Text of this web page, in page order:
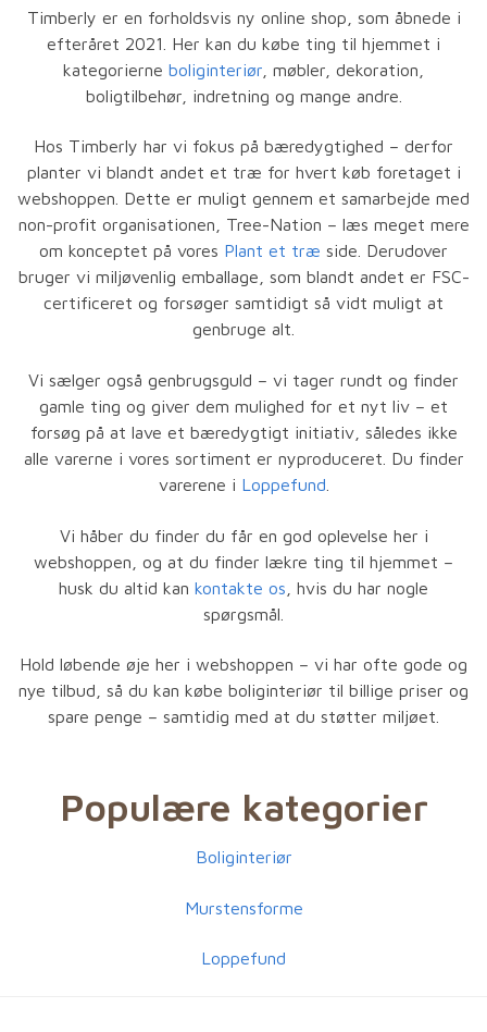
Timberly er en forholdsvis ny online shop, som åbnede i
efteråret 2021. Her kan du købe ting til hjemmet i
kategorierne boliginteriør , møbler, dekoration,
boligtilbehør, indretning og mange andre.
Hos Timberly har vi fokus på bæredygtighed – derfor
planter vi blandt andet et træ for hvert køb foretaget i
webshoppen. Dette er muligt gennem et samarbejde med
non-profit organisationen, Tree-Nation – læs meget mere
om konceptet på vores Plant et træ side. Derudover
bruger vi miljøvenlig emballage, som blandt andet er FSC-
certificeret og forsøger samtidigt så vidt muligt at
genbruge alt.
Vi sælger også genbrugsguld – vi tager rundt og finder
gamle ting og giver dem mulighed for et nyt liv – et
forsøg på at lave et bæredygtigt initiativ, således ikke
alle varerne i vores sortiment er nyproduceret. Du finder
varerene i Loppefund
Vi håber du finder du får en god oplevelse her i
webshoppen, og at du finder lækre ting til hjemmet –
husk du altid kan kontakte os , hvis du har nogle
spørgsmål.
Hold løbende øje her i webshoppen – vi har ofte gode og
nye tilbud, så du kan købe boliginteriør til billige priser og
spare penge – samtidig med at du støtter miljøet.
Populære kategorier
Boliginteriør
Murstensforme
Loppefund